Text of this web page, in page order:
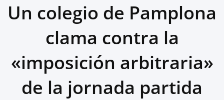
Un colegio de Pamplona
clama contra la
«imposición arbitraria»
de la jornada partida